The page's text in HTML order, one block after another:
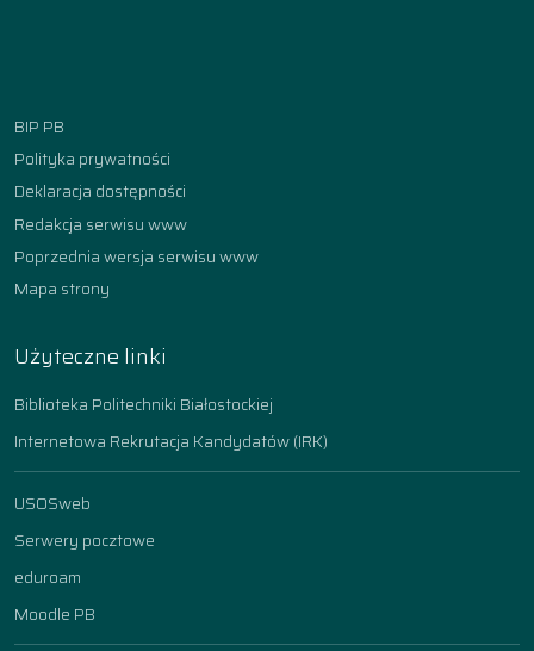
BIP PB
Polityka prywatności
Deklaracja dostępności
Redakcja serwisu www
Poprzednia wersja serwisu www
Mapa strony
Użyteczne linki
Biblioteka Politechniki Białostockiej
Internetowa Rekrutacja Kandydatów (IRK)
USOSweb
Serwery pocztowe
eduroam
Moodle PB